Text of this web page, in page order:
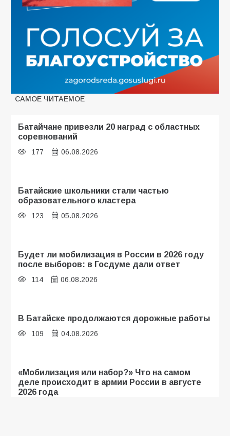
САМОЕ ЧИТАЕМОЕ
Батайчане привезли 20 наград с областных
соревнований
177 06.08.2026
Батайские школьники стали частью
образовательного кластера
123 05.08.2026
Будет ли мобилизация в России в 2026 году
после выборов: в Госдуме дали ответ
114 06.08.2026
В Батайске продолжаются дорожные работы
109 04.08.2026
«Мобилизация или набор?» Что на самом
деле происходит в армии России в августе
2026 года